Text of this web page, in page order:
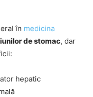
în medicina
de stomac, dar
hepatic